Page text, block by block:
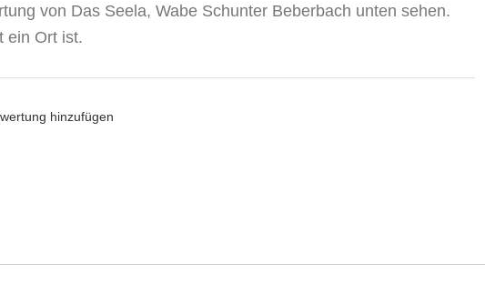
von Das Seela, Wabe Schunter Beberbach unten sehen.
ein Ort ist.
hinzufügen